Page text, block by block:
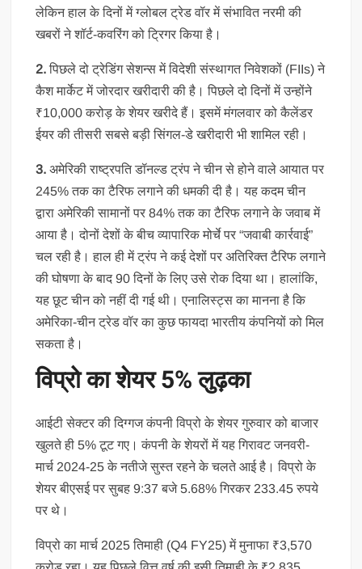
लेकिन हाल के दिनों में ग्लोबल ट्रेड वॉर में संभावित नरमी की
खबरों ने शॉर्ट-कवरिंग को ट्रिगर किया है।
2.पिछले दो ट्रेडिंग सेशन्स में विदेशी संस्थागत निवेशकों (FIIs) ने
कैश मार्केट में जोरदार खरीदारी की है। पिछले दो दिनों में उन्होंने
₹10,000 करोड़ के शेयर खरीदे हैं। इसमें मंगलवार को कैलेंडर
ईयर की तीसरी सबसे बड़ी सिंगल-डे खरीदारी भी शामिल रही।
3. अमेरिकी राष्ट्रपति डॉनल्ड ट्रंप ने चीन से होने वाले आयात पर
245% तक का टैरिफ लगाने की धमकी दी है। यह कदम चीन
द्वारा अमेरिकी सामानों पर 84% तक का टैरिफ लगाने के जवाब में
आया है। दोनों देशों के बीच व्यापारिक मोर्चे पर “जवाबी कार्रवाई”
चल रही है। हाल ही में ट्रंप ने कई देशों पर अतिरिक्त टैरिफ लगाने
की घोषणा के बाद 90 दिनों के लिए उसे रोक दिया था। हालांकि,
यह छूट चीन को नहीं दी गई थी। एनालिस्ट्स का मानना है कि
अमेरिका-चीन ट्रेड वॉर का कुछ फायदा भारतीय कंपनियों को मिल
सकता है।
विप्रो का शेयर 5% लुढ़का
आईटी सेक्टर की दिग्गज कंपनी विप्रो के शेयर गुरुवार को बाजार
खुलते ही 5% टूट गए। कंपनी के शेयरों में यह गिरावट जनवरी-
मार्च 2024-25 के नतीजे सुस्त रहने के चलते आई है। विप्रो के
शेयर बीएसई पर सुबह 9:37 बजे 5.68% गिरकर 233.45 रुपये
पर थे।
विप्रो का मार्च 2025 तिमाही (Q4 FY25) में मुनाफा ₹3,570